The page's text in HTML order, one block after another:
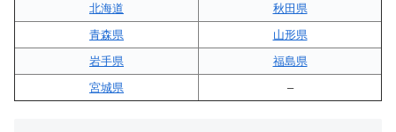
北海道
秋田県
青森県
山形県
岩手県
福島県
宮城県
–